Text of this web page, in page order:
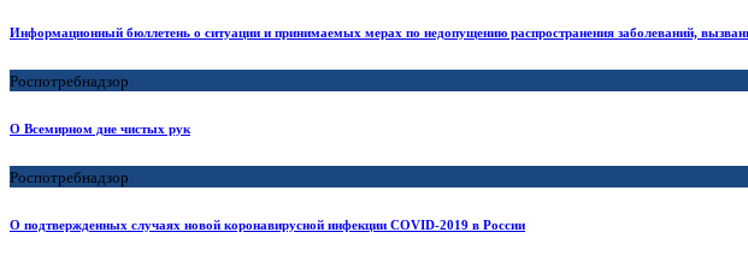
Информационный бюллетень о ситуации и принимаемых мерах по недопущению распространения заболеваний,
Роспотребнадзор
О Всемирном дне чистых рук
Роспотребнадзор
О подтвержденных случаях новой коронавирусной инфекции COVID-2019 в России